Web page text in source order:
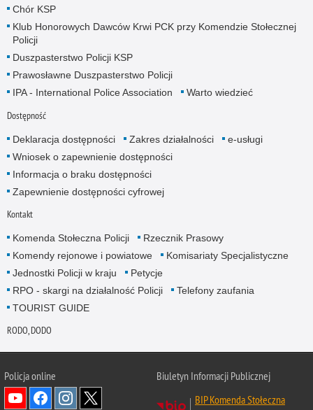
Chór KSP
Klub Honorowych Dawców Krwi PCK przy Komendzie Stołecznej
Policji
Duszpasterstwo Policji KSP
Prawosławne Duszpasterstwo Policji
IPA - International Police Association
Warto wiedzieć
Dostępność
Deklaracja dostępności Zakres działalności
e-usługi
Wniosek o zapewnienie dostępności
Informacja o braku dostępności
Zapewnienie dostępności cyfrowej
Kontakt
Komenda Stołeczna Policji
Rzecznik Prasowy
Komendy rejonowe i powiatowe
Komisariaty Specjalistyczne
Jednostki Policji w kraju
Petycje
RPO - skargi na działalność Policji
Telefony zaufania
TOURIST GUIDE
RODO, DODO
Policja online
Biuletyn Informacji Publicznej
BIP Komenda Stołeczna